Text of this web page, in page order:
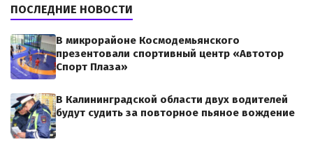
ПОСЛЕДНИЕ НОВОСТИ
В микрорайоне Космодемьянского
презентовали спортивный центр «Автотор
Спорт Плаза»
В Калининградской области двух водителей
будут судить за повторное пьяное вождение